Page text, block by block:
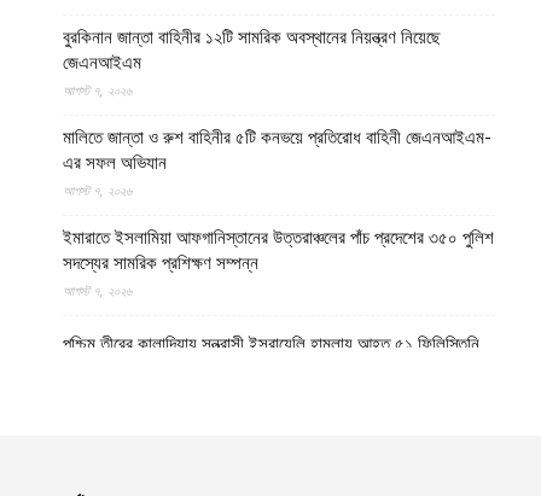
বুরকিনান জান্তা বাহিনীর ১২টি সামরিক অবস্থানের নিয়ন্ত্রণ নিয়েছে
জেএনআইএম
আগস্ট ৭, ২০২৬
মালিতে জান্তা ও রুশ বাহিনীর ৫টি কনভয়ে প্রতিরোধ বাহিনী জেএনআইএম-
এর সফল অভিযান
আগস্ট ৭, ২০২৬
ইমারাতে ইসলামিয়া আফগানিস্তানের উত্তরাঞ্চলের পাঁচ প্রদেশের ৩৫০ পুলিশ
সদস্যের সামরিক প্রশিক্ষণ সম্পন্ন
আগস্ট ৭, ২০২৬
পশ্চিম তীরের কালান্দিয়ায় সন্ত্রাসী ইসরায়েলি হামলায় আহত ৫১ ফিলিস্তিনি